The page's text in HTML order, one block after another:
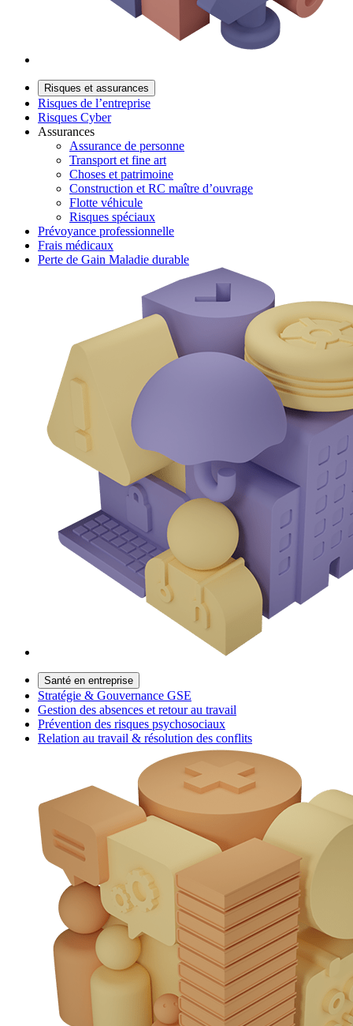
Risques et assurances
Risques de l’entreprise
Risques Cyber
Assurances
Assurance de personne
Transport et fine art
Choses et patrimoine
Construction et RC maître d’ouvrage
Flotte véhicule
Risques spéciaux
Prévoyance professionnelle
Frais médicaux
Perte de Gain Maladie durable
Santé en entreprise
Stratégie & Gouvernance GSE
Gestion des absences et retour au travail
Prévention des risques psychosociaux
Relation au travail & résolution des conflits